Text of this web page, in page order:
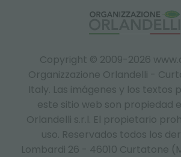
Copyright © 2009-2026
Organizzazione Orlandelli -
Italy. Las imágenes y los textos
este sitio web son propiedad
Orlandelli s.r.l. El propietario
uso. Reservados todos los
Lombardi 26 - 46010 Curtatone